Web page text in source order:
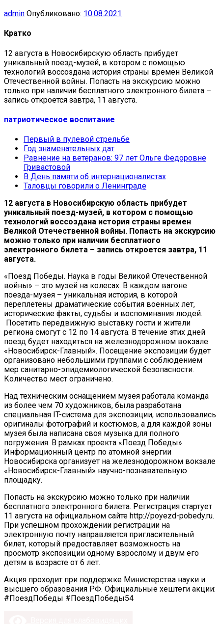
admin Опубликовано: 10.08.2021
Кратко
12 августа в Новосибирскую область прибудет
уникальный поезд-музей, в котором с помощью
технологий воссоздана история страны времен Великой
Отечественной войны. Попасть на экскурсию можно
только при наличии бесплатного электронного билета –
запись откроется завтра, 11 августа.
патриотическое воспитание
Первый в пулевой стрельбе
Год знаменательных дат
Равнение на ветеранов: 97 лет Ольге Федоровне
Гривастовой
В День памяти об интернационалистах
Таловцы говорили о Ленинграде
12 августа в Новосибирскую область прибудет
уникальный поезд-музей, в котором с помощью
технологий воссоздана история страны времен
Великой Отечественной войны. Попасть на экскурсию
можно только при наличии бесплатного
электронного билета – запись откроется завтра, 11
августа.
«Поезд Победы. Наука в годы Великой Отечественной
войны» – это музей на колесах. В каждом вагоне
поезда-музея – уникальная история, в которой
переплетены драматические события военных лет,
исторические факты, судьбы и воспоминания людей.
Посетить передвижную выставку гости и жители
региона смогут с 12 по 14 августа. В течение этих дней
поезд будет находиться на железнодорожном вокзале
«Новосибирск-Главный». Посещение экспозиции будет
организовано небольшими группами с соблюдением
мер санитарно-эпидемиологической безопасности.
Количество мест ограничено.
Над техническим оснащением музея работала команда
из более чем 70 художников, была разработана
специальная IT-система для экспозиции, использовались
оригиналы фотографий и костюмов, а для каждой зоны
музея была написана своя музыка для полного
погружения. В рамках проекта «Поезд Победы»
Информационный центр по атомной энергии
Новосибирска организует на железнодорожном вокзале
«Новосибирск-Главный» научно-познавательную
площадку.
Попасть на экскурсию можно только при наличии
бесплатного электронного билета. Регистрация стартует
11 августа на официальном сайте http://poyezd-pobedy.ru.
При успешном прохождении регистрации на
электронную почту направляется пригласительный
билет, который предоставляет возможность на
просмотр экспозиции одному взрослому и двум его
детям в возрасте от 6 лет.
Акция проходит при поддержке Министерства науки и
высшего образования РФ. Официальные хештеги акции:
#ПоездПобеды #ПоездПобеды54